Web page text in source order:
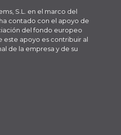
S.L. en el marco del
contado con el apoyo de
del fondo europeo
este apoyo es contribuir al
de la empresa y de su